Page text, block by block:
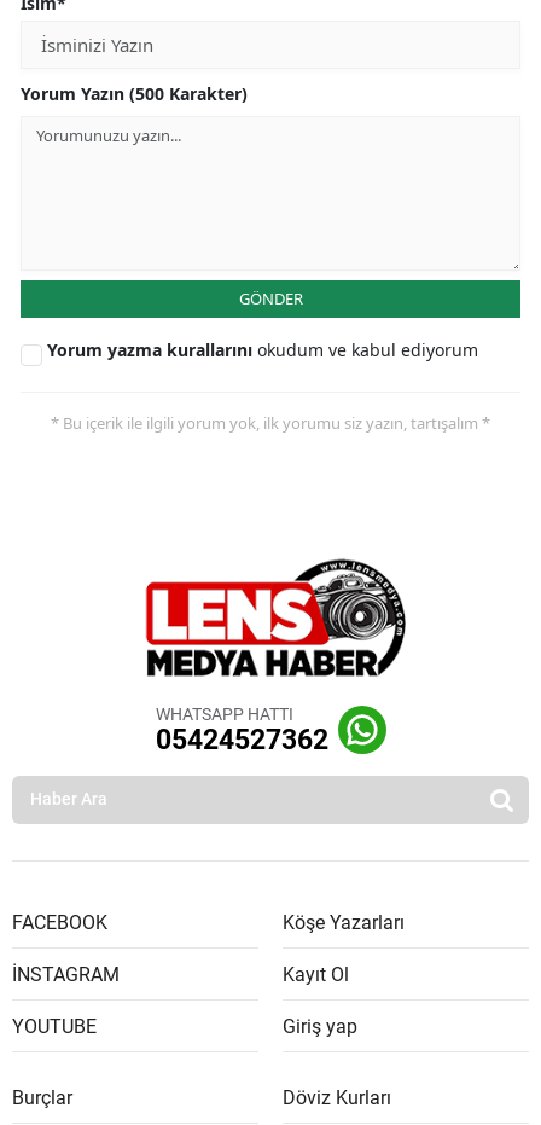
Yorum Yazın (500 Karakter)
GÖNDER
Yorum yazma kurallarını okudum ve kabul ediyorum
* Bu içerik ile ilgili yorum yok, ilk yorumu siz yazın, tartışalım *
WHATSAPP HATTI
05424527362
FACEBOOK
İNSTAGRAM
YOUTUBE
Köşe Yazarları
Kayıt Ol
Giriş yap
Burçlar Döviz Kurları